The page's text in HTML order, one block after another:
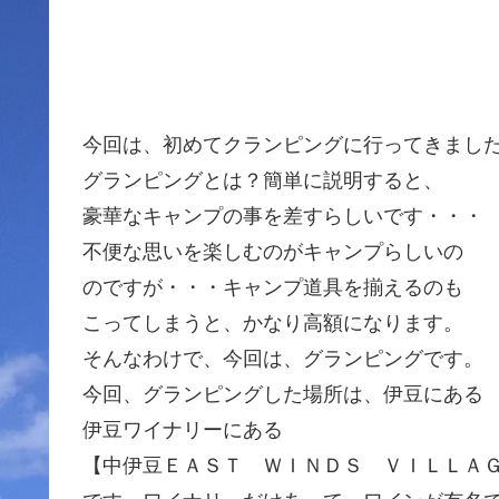
今回は、初めてクランピングに行ってきました
グランピングとは？簡単に説明すると、
豪華なキャンプの事を差すらしいです・・・
不便な思いを楽しむのがキャンプらしいの
のですが・・・キャンプ道具を揃えるのも
こってしまうと、かなり高額になります。
そんなわけで、今回は、グランピングです。
今回、グランピングした場所は、伊豆にある
伊豆ワイナリーにある
【中伊豆ＥＡＳＴ ＷＩＮＤＳ ＶＩＬＬＡＧ